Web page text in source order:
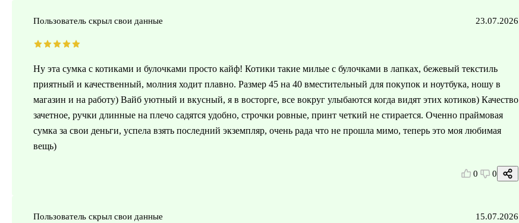
Пользователь скрыл свои данные 23.07.2026
Ну эта сумка с котиками и булочками просто кайф! Котики такие милые с булочками в лапках, бежевый текстиль
приятный и качественный, молния ходит плавно. Размер 45 на 40 вместительный для покупок и ноутбука, ношу в
магазин и на работу) Вайб уютный и вкусный, я в восторге, все вокруг улыбаются когда видят этих котиков) Качество
зачетное, ручки длинные на плечо садятся удобно, строчки ровные, принт четкий не стирается. Оченно праймовая
сумка за свои деньги, успела взять последний экземпляр, очень рада что не прошла мимо, теперь это моя любимая
вещь)
0 0
Пользователь скрыл свои данные 15.07.2026